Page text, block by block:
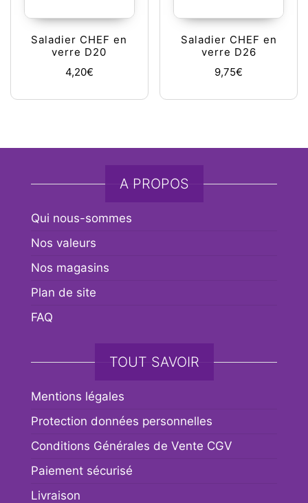
Saladier CHEF en
verre D20
4,20€
Saladier CHEF en
verre D26
9,75€
A PROPOS
Qui nous-sommes
Nos valeurs
Nos magasins
Plan de site
FAQ
TOUT SAVOIR
Mentions légales
Protection données personnelles
Conditions Générales de Vente CGV
Paiement sécurisé
Livraison